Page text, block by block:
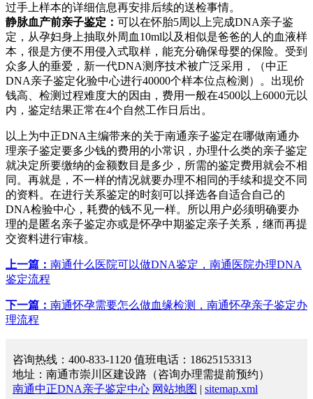
过手上样本的详细信息再安排后续的送检事情。
静脉血产前亲子鉴定： 可以在怀胎5周以上完成DNA亲子鉴
定，从孕妇身上抽取外周血10ml以及相似是爸爸的人的血液样
本，很是方便不用侵入式取样，能充分确保母婴的保险。受到
众多人的垂爱，新一代DNA测序技术被广泛采用，（中正
DNA亲子鉴定化验中心进行40000个样本位点检测）。出现价
钱高、检测过程难度大的因由，费用一般在4500以上6000元以
内，鉴定结果正常在4个自然工作日后出。
以上为中正DNA主编带来的关于南通亲子鉴定在哪做南通办
理亲子鉴定要多少钱的费用的小常识，办理什么类的亲子鉴定
就决定所要缴纳的金额数目是多少，所需的鉴定费用就会不相
同。再就是，不一样的情况就要办理不相同的手续和提交不同
的资料。在进行关系鉴定的时刻可以择选各自适合自己的
DNA检验中心，耗费的钱不见一样。所以用户必须明确要办
理的是匿名亲子鉴定亦或是怀孕中期鉴定亲子关系，继而再提
交资料进行审核。
上一篇： 南通什么医院可以做DNA鉴定，南通医院办理DNA
鉴定流程
下一篇： 南通怀孕需要怎么做血缘检测，南通怀孕亲子鉴定办
理流程
咨询热线：400-833-1120 值班电话：18625153313
地址：南通市崇川区建设路（咨询办理需提前预约）
南通中正DNA亲子鉴定中心 网站地图 | sitemap.xml